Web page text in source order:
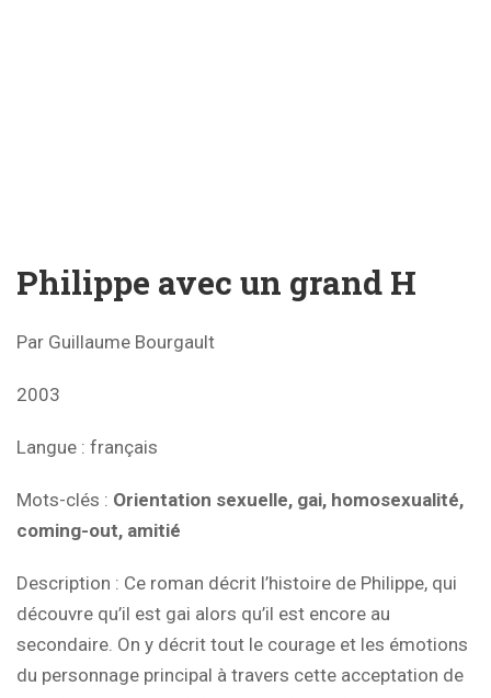
Philippe avec un grand H
Par Guillaume Bourgault
2003
Langue : français
Mots-clés : Orientation sexuelle, gai, homosexualité,
coming-out, amitié
Description : Ce roman décrit l’histoire de Philippe, qui
découvre qu’il est gai alors qu’il est encore au
secondaire. On y décrit tout le courage et les émotions
du personnage principal à travers cette acceptation de